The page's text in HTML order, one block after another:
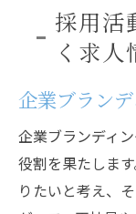
採用活
く求人
企業ブラン
企業ブランディ
役割を果たしま
りたいと考え、